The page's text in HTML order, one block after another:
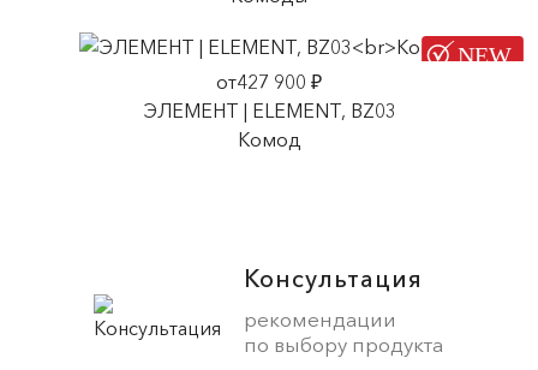
от427 900 ₽
ЭЛЕМЕНТ | ELEMENT, BZ03
Комод
Консультация
рекомендации
по выбору продукта